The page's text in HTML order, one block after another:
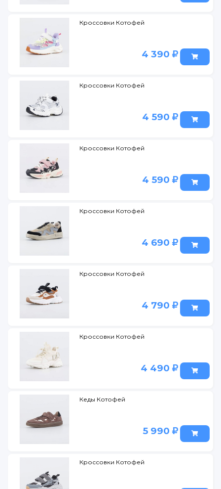
Кроссовки Котофей
4 390
Кроссовки Котофей
4 590
Кроссовки Котофей
4 590
Кроссовки Котофей
4 690
Кроссовки Котофей
4 790
Кроссовки Котофей
4 490
Кеды Котофей
5 990
Кроссовки Котофей